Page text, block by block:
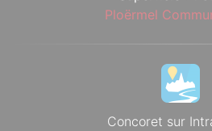
Ploërmel
Concoret sur